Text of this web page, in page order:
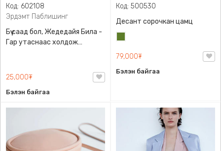
Код: 602108
Эрдэмт Паблишинг
Бүү саад бол, Жедедайя Била -
Гар утаснаас холдож
9789919235192
25,000₮
Бэлэн байгаа
Код: 500530
Десант сорочкан цамц
79,000₮
Бэлэн байгаа